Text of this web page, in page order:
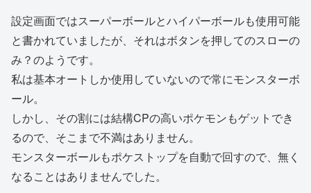
設定画面ではスーパーボールとハイパーボールも使用可能
と書かれていましたが、それはボタンを押してのスローの
み？のようです。
私は基本オートしか使用していないので常にモンスターボ
ール。
しかし、その割には結構CPの高いポケモンもゲットでき
るので、そこまで不満はありません。
モンスターボールもポケストップを自動で回すので、無く
なることはありませんでした。